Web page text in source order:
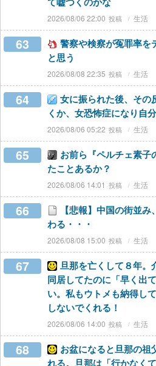
2026/08/06 22:00 生活
63
警察や検察が冤罪率を
と思う
2026/08/08 22:35 生活
64
女に振られた後、その
くか、女恐怖症になり自
2026/08/06 05:22 生活
65
お前ら『ペルチェ素子
たことあるか？
2026/08/06 14:01 生活
66
【悲報】中国の街並
わる・・・
2026/08/08 15:00 生活
67
旦那を亡くして８年。
同居してたのに「早く出
い。私もウトメも納得し
しないでくれる！
2026/08/06 14:00 生活
68
お盆になると旦那の祖
れる。旦那は「行かなく